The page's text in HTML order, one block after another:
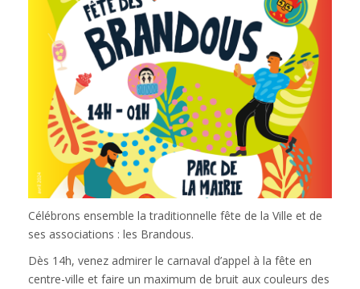
Célébrons ensemble la traditionnelle fête de la Ville et de
ses associations : les Brandous.
Dès 14h, venez admirer le carnaval d’appel à la fête en
centre-ville et faire un maximum de bruit aux couleurs des